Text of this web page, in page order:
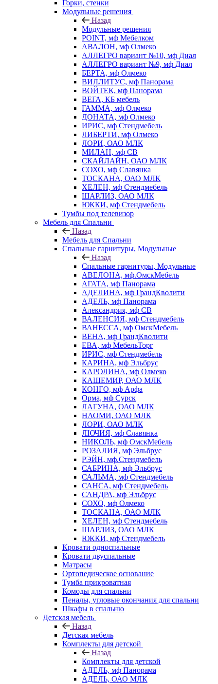
Горки, стенки
Модульные решения
Назад
Модульные решения
POINT, мф Мебелком
АВАЛОН, мф Олмеко
АЛЛЕГРО вариант №10, мф Диал
АЛЛЕГРО вариант №9, мф Диал
БЕРТА, мф Олмеко
ВИЛЛИТУС, мф Панорама
ВОЙТЕК, мф Панорама
ВЕГА, КБ мебель
ГАММА, мф Олмеко
ДОНАТА, мф Олмеко
ИРИС, мф Стендмебель
ЛИБЕРТИ, мф Олмеко
ЛОРИ, ОАО МЛК
МИЛАН, мф СВ
СКАЙЛАЙН, ОАО МЛК
СОХО, мф Славянка
ТОСКАНА, ОАО МЛК
ХЕЛЕН, мф Стендмебель
ШАРЛИЗ, ОАО МЛК
ЮККИ, мф Стендмебель
Тумбы под телевизор
Мебель для Спальни
Назад
Мебель для Спальни
Спальные гарнитуры, Модульные
Назад
Спальные гарнитуры, Модульные
АВЕЛОНА, мф.ОмскМебель
АГАТА, мф Панорама
АДЕЛИНА, мф ГрандКволити
АДЕЛЬ, мф Панорама
Александрия, мф СВ
ВАЛЕНСИЯ, мф Стендмебель
ВАНЕССА, мф ОмскМебель
ВЕНА, мф ГрандКволити
ЕВА, мф МебельТорг
ИРИС, мф Стендмебель
КАРИНА, мф Эльбрус
КАРОЛИНА, мф Олмеко
КАШЕМИР, ОАО МЛК
КОНГО, мф Арфа
Орма, мф Сурск
ЛАГУНА, ОАО МЛК
НАОМИ, ОАО МЛК
ЛОРИ, ОАО МЛК
ЛЮЧИЯ, мф Славянка
НИКОЛЬ, мф ОмскМебель
РОЗАЛИЯ, мф Эльбрус
РЭЙН, мф.Стендмебель
САБРИНА, мф Эльбрус
САЛЬМА, мф Стендмебель
САНСА, мф Стендмебель
САНДРА, мф Эльбрус
СОХО, мф Олмеко
ТОСКАНА, ОАО МЛК
ХЕЛЕН, мф Стендмебель
ШАРЛИЗ, ОАО МЛК
ЮККИ, мф Стендмебель
Кровати односпальные
Кровати двуспальные
Матрасы
Ортопедическое основание
Тумба прикроватная
Комоды для спальни
Пеналы, угловые окончания для спальни
Шкафы в спальню
Детская мебель
Назад
Детская мебель
Комплекты для детской
Назад
Комплекты для детской
АДЕЛЬ, мф Панорама
АДЕЛЬ, ОАО МЛК